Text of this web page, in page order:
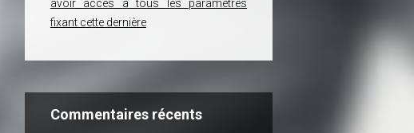
avoir accès à tous les paramètres
fixant cette dernière
Commentaires récents